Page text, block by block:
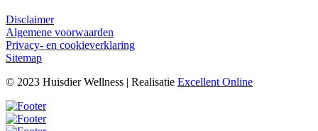
Disclaimer
Algemene voorwaarden
Privacy- en cookieverklaring
Sitemap
© 2023 Huisdier Wellness | Realisatie Excellent Online